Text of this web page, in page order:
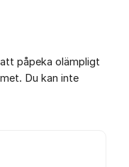
påpeka olämpligt
Du kan inte